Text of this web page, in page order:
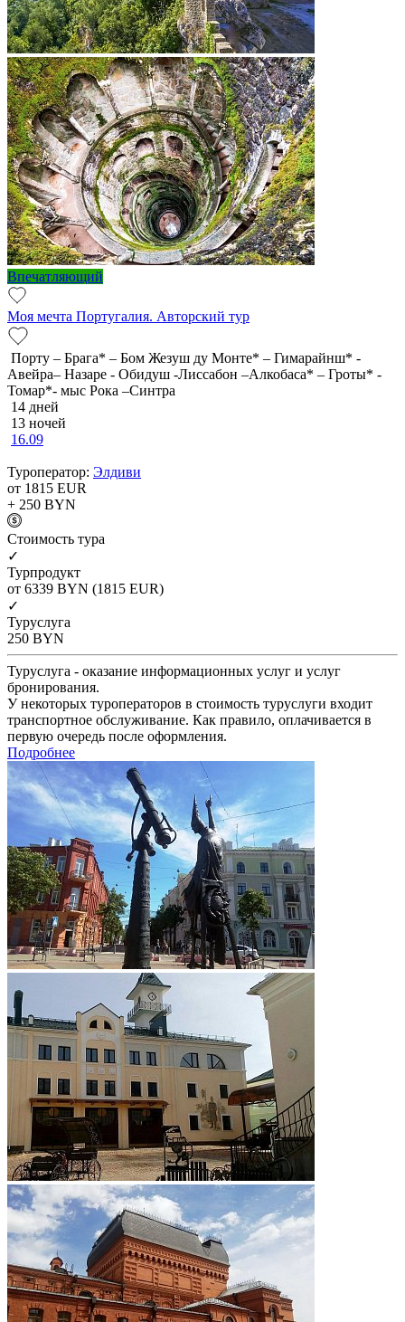
Впечатляющий
Моя мечта Португалия. Авторский тур
Порту – Брага* – Бом Жезуш ду Монте* – Гимарайнш* -
Авейра– Назаре - Обидуш -Лиссабон –Алкобаса* – Гроты* -
Томар*- мыс Рока –Синтра
14 дней
13 ночей
16.09
Туроператор: Элдиви
от 1815 EUR
+ 250 BYN
Cтоимость тура
✓
Турпродукт
от 6339 BYN (1815 EUR)
✓
Туруслуга
250 BYN
Туруслуга - оказание информационных услуг и услуг
бронирования.
У некоторых туроператоров в стоимость туруслуги входит
транспортное обслуживание. Как правило, оплачивается в
первую очередь после оформления.
Подробнее